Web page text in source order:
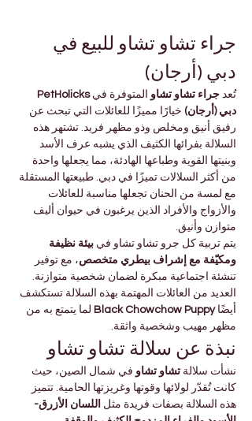
جراء تشاو تشاو للبيع في
دبي (أرجان)
تُعد جراء تشاو تشاو المتوفرة في
دبي (أرجان) خيارًا مميزًا للعائلات التي تبحث عن
رفيق أنيق ومخلص وذو مظهر فريد. تشتهر هذه
السلالة بفرائها الكثيف الذي يشبه عرف الأسد
وبنيتها القوية وطباعها الهادئة، مما يجعلها واحدة
من أكثر السلالات تميزًا في دبي. طبيعتها المستقلة
مع لمسة من الحنان تجعلها مناسبة للعائلات
والأزواج والأفراد الذين يرغبون في حيوان أليف
متوازن وأنيق.
يتم تربية كل جرو تشاو تشاو في بيئة نظيفة
ومكيّفة مع إشراف بيطري متخصص، مع توفير
تنشئة اجتماعية مبكرة لضمان شخصية متوازنة.
العديد من العائلات المهتمة بهذه السلالة تستكشف
أيضًا Black Chowchow Puppy لما يتمتع به من
مظهر مهيب وشخصية واثقة.
نبذة عن سلالة تشاو تشاو
نشأت سلالة تشاو تشاو في شمال الصين، حيث
كانت تُقدّر لولائها وقوتها وغريزتها الحامية. تتميز
هذه السلالة بصفات فريدة مثل اللسان الأزرق-